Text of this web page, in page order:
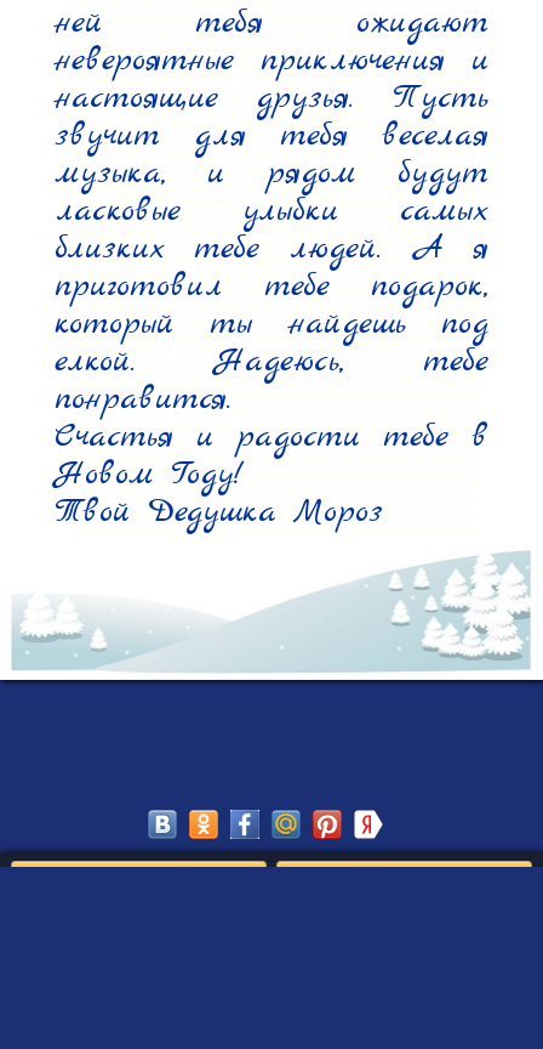
ней тебя ожидают
невероятные приключения и
настоящие друзья. Пусть
звучит для тебя веселая
музыка, и рядом будут
ласковые улыбки самых
близких тебе людей. А я
приготовил тебе подарок,
который ты найдешь под
елкой. Надеюсь, тебе
понравится.
Счастья и радости тебе в
Новом Году!
Твой Дедушка Мороз